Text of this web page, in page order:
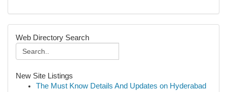
Web Directory Search
New Site Listings
The Must Know Details And Updates on Hyderabad